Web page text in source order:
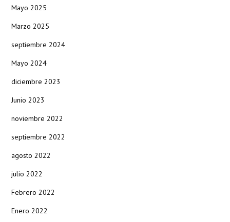
Mayo 2025
Marzo 2025
septiembre 2024
Mayo 2024
diciembre 2023
Junio 2023
noviembre 2022
septiembre 2022
agosto 2022
julio 2022
Febrero 2022
Enero 2022